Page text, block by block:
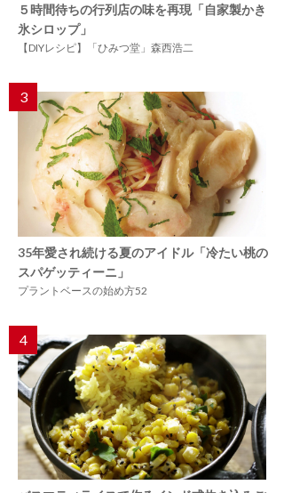
５時間待ちの行列店の味を再現「自家製かき
氷シロップ」
【DIYレシピ】「ひみつ堂」森西浩二
3
35年愛され続ける夏のアイドル「冷たい桃の
スパゲッティーニ」
プラントベースの始め方52
4